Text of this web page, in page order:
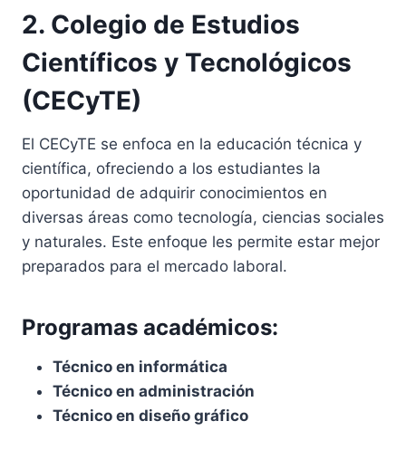
2. Colegio de Estudios
Científicos y Tecnológicos
(CECyTE)
El CECyTE se enfoca en la educación técnica y
científica, ofreciendo a los estudiantes la
oportunidad de adquirir conocimientos en
diversas áreas como tecnología, ciencias sociales
y naturales. Este enfoque les permite estar mejor
preparados para el mercado laboral.
Programas académicos:
Técnico en informática
Técnico en administración
Técnico en diseño gráfico